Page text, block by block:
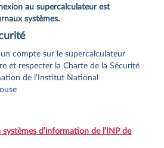
au supercalculateur est
systèmes.
un compte sur le supercalculateur
et respecter la Charte de la Sécurité
de l’Institut National
d’information de l’INP de